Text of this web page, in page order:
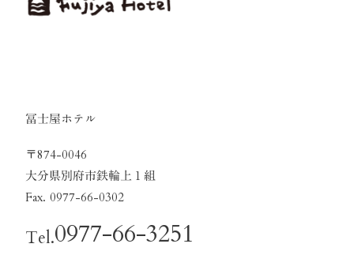
冨士屋ホテル
〒874-0046
大分県別府市鉄輪上１組
Fax. 0977-66-0302
Tel.0977-66-3251